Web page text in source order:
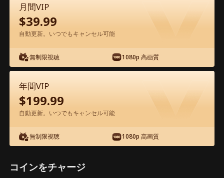
エピソード46 - 富豪と偽りの花嫁〜命懸
けの賭け 映画フル
0-49 50-76
45 47 48
月間VIP
$39.99
自動更新。いつでもキャンセル可能
無制限視聴 1080p 高画質
年間VIP
$199.99
自動更新。いつでもキャンセル可能
無制限視聴 1080p 高画質
コインをチャージ